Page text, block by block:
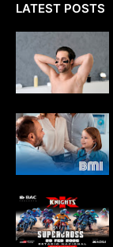
LATEST POSTS